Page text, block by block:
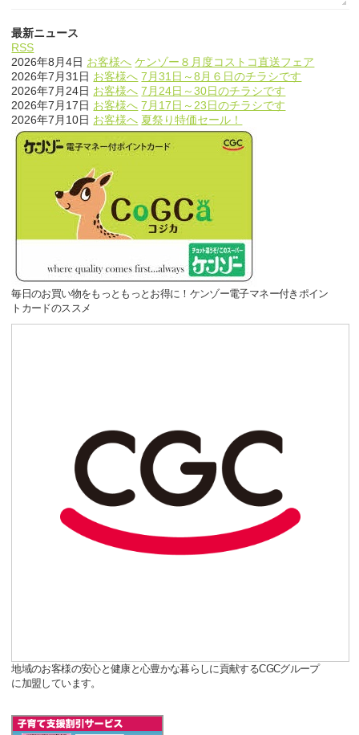
最新ニュース
RSS
2026年8月4日 お客様へ ケンゾー８月度コストコ直送フェア
2026年7月31日 お客様へ 7月31日～8月６日のチラシです
2026年7月24日 お客様へ 7月24日～30日のチラシです
2026年7月17日 お客様へ 7月17日～23日のチラシです
2026年7月10日 お客様へ 夏祭り特価セール！
毎日のお買い物をもっともっとお得に！ケンゾー電子マネー付きポイン
トカードのススメ
地域のお客様の安心と健康と心豊かな暮らしに貢献するCGCグループ
に加盟しています。